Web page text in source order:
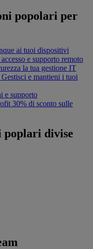
popolari per
ai tuoi dispositivi
e supporto remoto
la tua gestione IT
Gestisci e mantieni i tuoi
e supporto
30% di sconto sulle
poplari divise